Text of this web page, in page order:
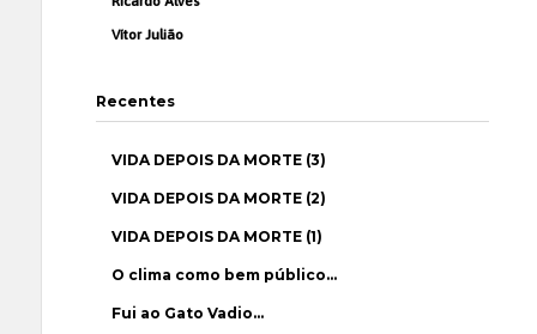
Vítor Julião
Recentes
VIDA DEPOIS DA MORTE (3)
VIDA DEPOIS DA MORTE (2)
VIDA DEPOIS DA MORTE (1)
O clima como bem público…
Fui ao Gato Vadio…